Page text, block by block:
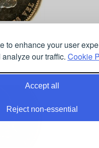
to enhance your user
our traffic. Cookie
Accept all
Reject non-essential